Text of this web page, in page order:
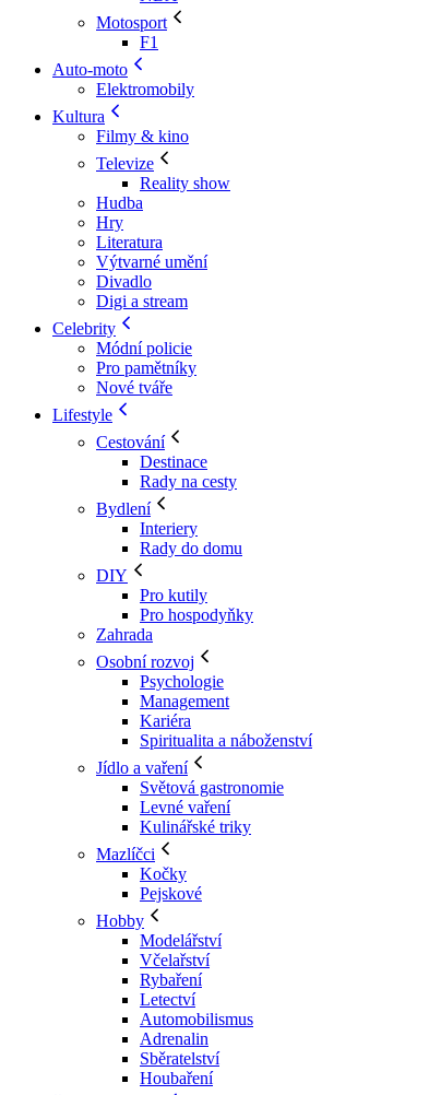
Motosport
F1
Auto-moto
Elektromobily
Kultura
Filmy & kino
Televize
Reality show
Hudba
Hry
Literatura
Výtvarné umění
Divadlo
Digi a stream
Celebrity
Módní policie
Pro pamětníky
Nové tváře
Lifestyle
Cestování
Destinace
Rady na cesty
Bydlení
Interiery
Rady do domu
DIY
Pro kutily
Pro hospodyňky
Zahrada
Osobní rozvoj
Psychologie
Management
Kariéra
Spiritualita a náboženství
Jídlo a vaření
Světová gastronomie
Levné vaření
Kulinářské triky
Mazlíčci
Kočky
Pejskové
Hobby
Modelářství
Včelařství
Rybaření
Letectví
Automobilismus
Adrenalin
Sběratelství
Houbaření